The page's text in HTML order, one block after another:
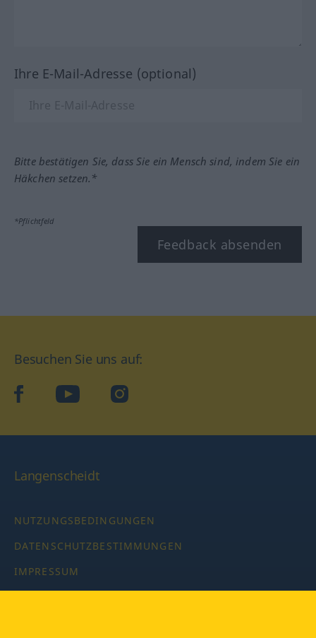
Ihre E-Mail-Adresse (optional)
Bitte bestätigen Sie, dass Sie ein Mensch sind, indem Sie ein
Häkchen setzen.*
*Pflichtfeld
Feedback absenden
Besuchen Sie uns auf:
facebookYouTube Instagram
Langenscheidt
NUTZUNGSBEDINGUNGEN
DATENSCHUTZBESTIMMUNGEN
IMPRESSUM